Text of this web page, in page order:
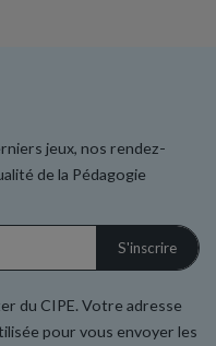
jeux, nos rendez-
de la Pédagogie
du CIPE. Votre adresse
pour vous envoyer les